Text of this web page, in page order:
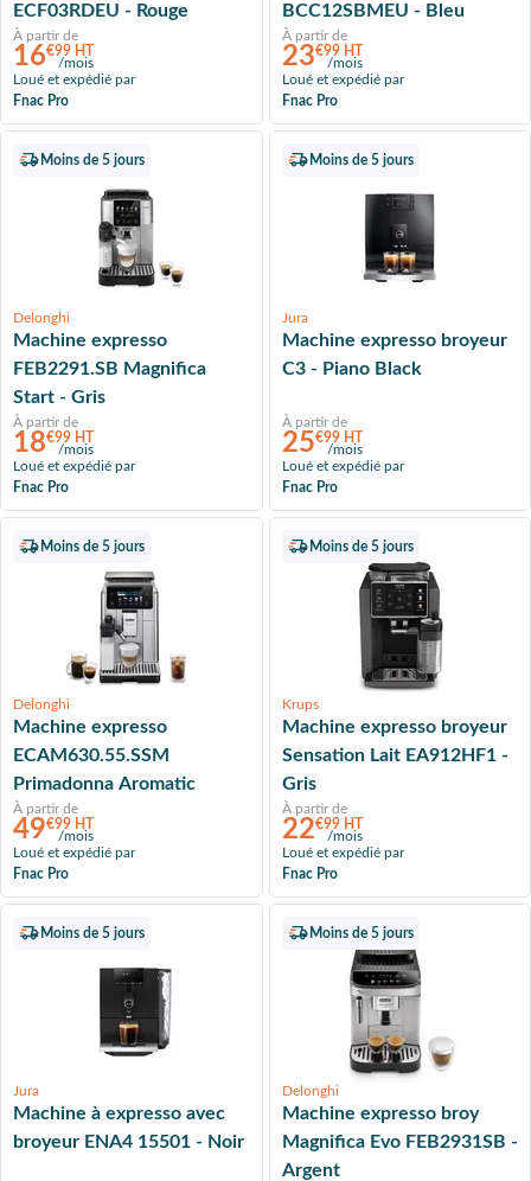
ECF03RDEU - Rouge
À partir de
16€99 HT
/mois
Loué et expédié par
Fnac Pro
BCC12SBMEU - Bleu
À partir de
23€99 HT
/mois
Loué et expédié par
Fnac Pro
Moins de 5 jours
Delonghi
Machine expresso
FEB2291.SB Magnifica
Start - Gris
À partir de
18€99 HT
/mois
Loué et expédié par
Fnac Pro
Moins de 5 jours
Jura
Machine expresso broyeur
C3 - Piano Black
À partir de
25€99 HT
/mois
Loué et expédié par
Fnac Pro
Moins de 5 jours
Delonghi
Machine expresso
ECAM630.55.SSM
Primadonna Aromatic
À partir de
49€99 HT
/mois
Loué et expédié par
Fnac Pro
Moins de 5 jours
Krups
Machine expresso broyeur
Sensation Lait EA912HF1 -
Gris
À partir de
22€99 HT
/mois
Loué et expédié par
Fnac Pro
Moins de 5 jours
Jura
Machine à expresso avec
broyeur ENA4 15501 - Noir
Moins de 5 jours
Delonghi
Machine expresso broy
Magnifica Evo FEB2931SB -
Argent